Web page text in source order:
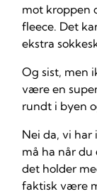
mot kroppen
fleece. Det
ekstra
Og sist, men
være en
rundt i byen
Nei da, vi
må ha når du
det holder
faktisk være